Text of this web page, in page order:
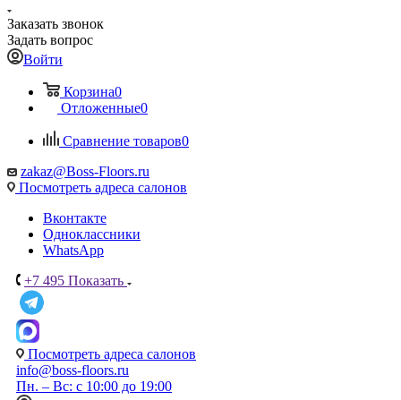
Заказать звонок
Задать вопрос
Войти
Корзина0
Отложенные0
Сравнение товаров0
zakaz@Boss-Floors.ru
Посмотреть адреса салонов
Вконтакте
Одноклассники
WhatsApp
+7 495 Показать
Посмотреть адреса салонов
info@boss-floors.ru
Пн. – Вс: с 10:00 до 19:00